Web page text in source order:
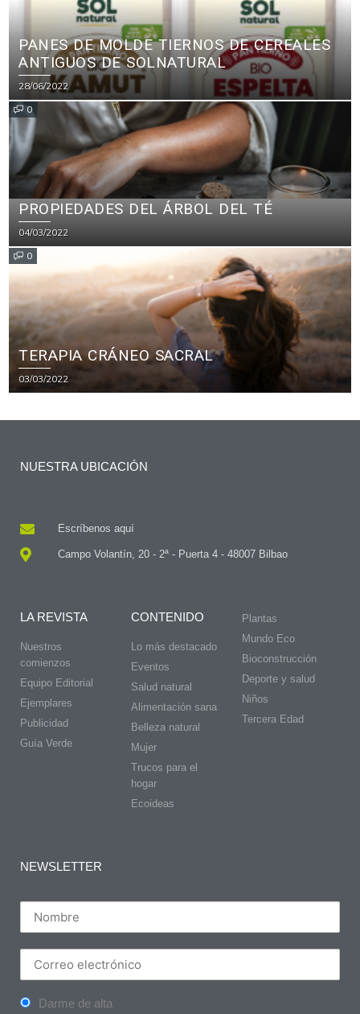
PANES DE MOLDE TIERNOS DE CEREALES
ANTIGUOS DE SOLNATURAL
28/06/2022
0
PROPIEDADES DEL ÁRBOL DEL TÉ
04/03/2022
0
TERAPIA CRÁNEO SACRAL
03/03/2022
NUESTRA UBICACIÓN
Escríbenos aquí
Campo Volantín, 20 - 2ª - Puerta 4 - 48007 Bilbao
LA REVISTA
Nuestros
comienzos
Equipo Editorial
Ejemplares
Publicidad
Guía Verde
CONTENIDO
Lo más destacado
Eventos
Salud natural
Alimentación sana
Belleza natural
Mujer
Trucos para el
hogar
Ecoideas
Plantas
Mundo Eco
Bioconstrucción
Deporte y salud
Niños
Tercera Edad
NEWSLETTER
Darme de alta